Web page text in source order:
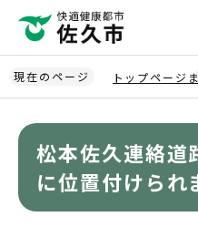
ペ
ー
ジ
現在のページ トップページ
松本佐久連絡道
に位置付けられ